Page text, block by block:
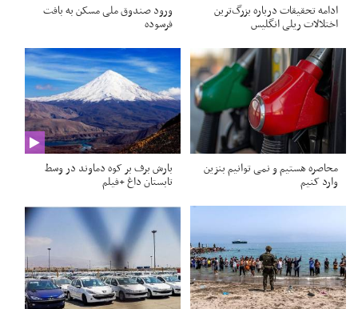
ادامه تحقیقات درباره بزرگ‌ترین
اختلالات ریلی انگلیس
ورود صندوق ملی مسکن به بافت
فرسوده
محاصره هستیم و نمی توانیم بنزین
وارد کنیم
بارش برف بر کوه دماوند در وسط
تابستان داغ +فیلم